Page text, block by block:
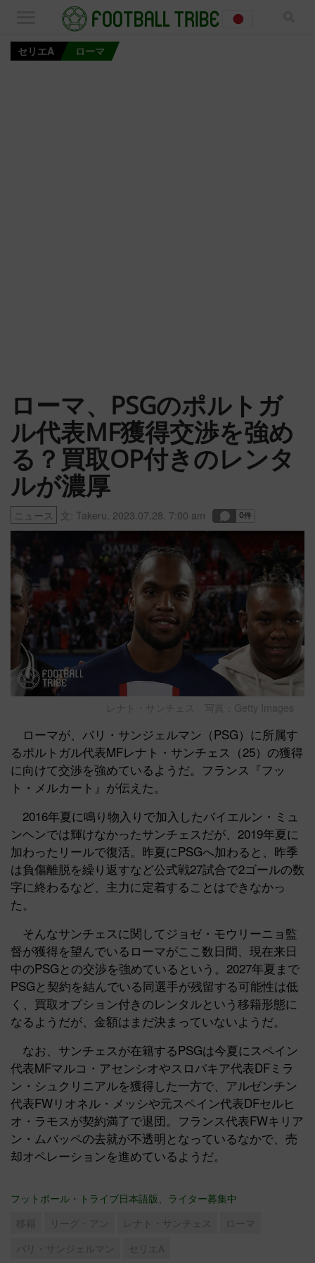
セリエA ローマ
ローマ、PSGのポルトガ
ル代表MF獲得交渉を強め
る？買取OP付きのレンタ
ルが濃厚
ニュース 文: Takeru 2023.07.28. 7:00 am
レナト・サンチェス 写真：Getty Images
ローマが、パリ・サンジェルマン（PSG）に所属す
るポルトガル代表MFレナト・サンチェス（25）の獲得
に向けて交渉を強めているようだ。フランス『フッ
ト・メルカート』が伝えた。
2016年夏に鳴り物入りで加入したバイエルン・ミュ
ンヘンでは輝けなかったサンチェスだが、2019年夏に
加わったリールで復活。昨夏にPSGへ加わると、昨季
は負傷離脱を繰り返すなど公式戦27試合で2ゴールの数
字に終わるなど、主力に定着することはできなかっ
た。
そんなサンチェスに関してジョゼ・モウリーニョ監
督が獲得を望んでいるローマがここ数日間、現在来日
中のPSGとの交渉を強めているという。2027年夏まで
PSGと契約を結んでいる同選手が残留する可能性は低
く、買取オプション付きのレンタルという移籍形態に
なるようだが、金額はまだ決まっていないようだ。
なお、サンチェスが在籍するPSGは今夏にスペイン
代表MFマルコ・アセンシオやスロバキア代表DFミラ
ン・シュクリニアルを獲得した一方で、アルゼンチン
代表FWリオネル・メッシや元スペイン代表DFセルヒ
オ・ラモスが契約満了で退団。フランス代表FWキリア
ン・ムバッペの去就が不透明となっているなかで、売
却オペレーションを進めているようだ。
フットボール・トライブ日本語版、ライター募集中
移籍 リーグ・アン レナト・サンチェス
ローマ
パリ・サンジェルマン
セリエA